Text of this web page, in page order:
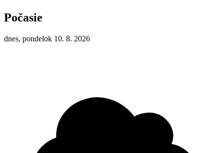
Počasie
dnes, pondelok 10. 8. 2026